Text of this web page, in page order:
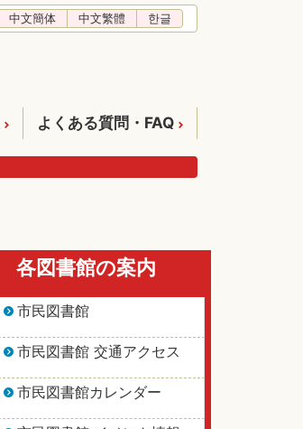
中文簡体 中文繁體 한글
よくある質問・FAQ
各図書館の案内
市民図書館
市民図書館 交通アクセス
市民図書館カレンダー